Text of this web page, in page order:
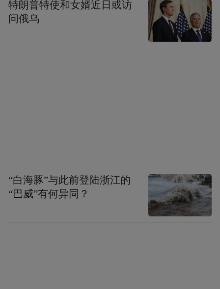
特朗普特使和女婿近日或访
问俄乌
“白海豚”与此前登陆浙江的
“巴威”有何异同？